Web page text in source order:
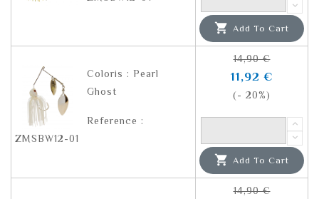
 Add To Cart
Coloris : Pearl
Ghost
Reference :
ZMSBW12-01
14,90 €
11,92 €
(- 20%)
 Add To Cart
14,90 €